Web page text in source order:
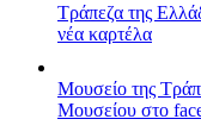
Τράπεζα της
νέα καρτέλα
Μουσείο της
Μουσείου στο